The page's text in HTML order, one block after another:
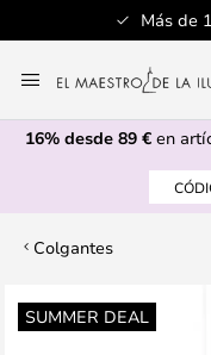
Más de
al
contenido
16% desde 89 € en
Colgantes
SUMMER DEAL
Saltar
al